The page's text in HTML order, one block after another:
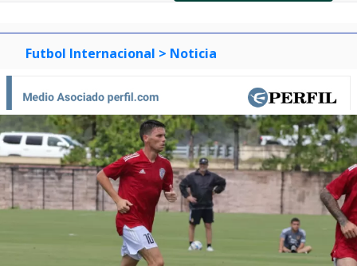
Futbol Internacional > Noticia